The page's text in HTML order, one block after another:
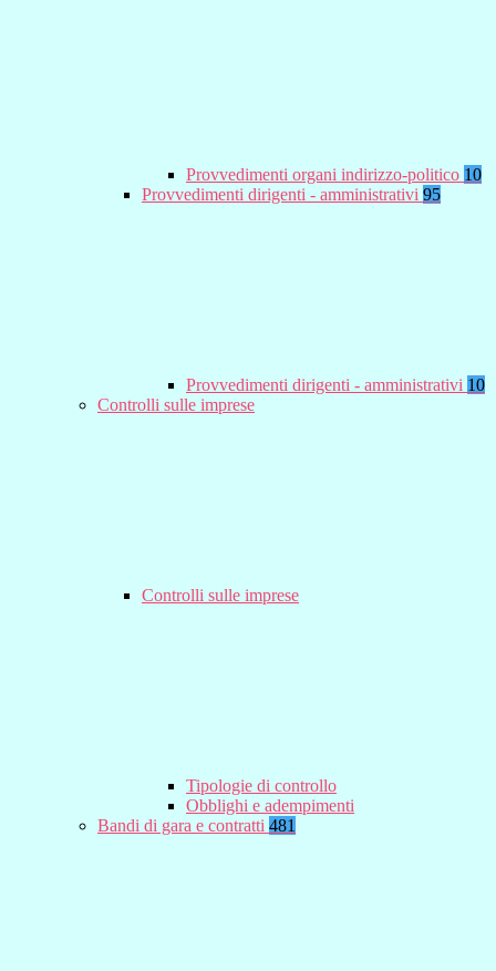
Provvedimenti organi indirizzo-politico 10
Provvedimenti dirigenti - amministrativi 95
Provvedimenti dirigenti - amministrativi 10
Controlli sulle imprese
Controlli sulle imprese
Tipologie di controllo
Obblighi e adempimenti
Bandi di gara e contratti 481